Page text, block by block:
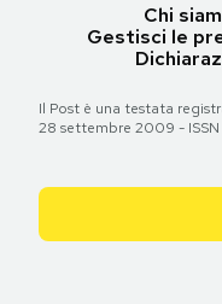
Chi
Gestisci le
Il Post è una testata
28 settembre 2009 -